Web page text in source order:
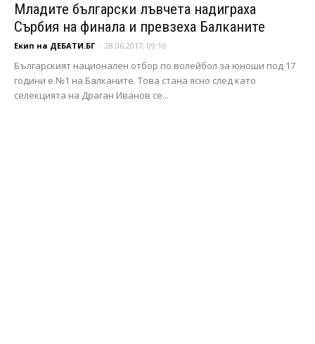
Младите български лъвчета надиграха
Сърбия на финала и превзеха Балканите
Екип на ДЕБАТИ.БГ - 28.06.2017, 09:16
Българският национален отбор по волейбол за юноши под 17
години е №1 на Балканите. Това стана ясно след като
селекцията на Драган Иванов се...